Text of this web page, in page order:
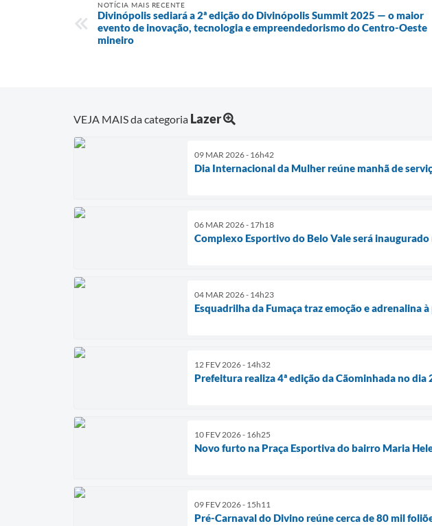
NOTÍCIA MAIS RECENTE
Divinópolis sediará a 2ª edição do Divinópolis Summit 2025 — o maior
evento de inovação, tecnologia e empreendedorismo do Centro-Oeste
mineiro
VEJA MAIS da categoria Lazer
09 MAR 2026 - 16h42
Dia Internacional da Mulher reúne manhã de
06 MAR 2026 - 17h18
Complexo Esportivo do Belo Vale será
04 MAR 2026 - 14h23
Esquadrilha da Fumaça traz emoção e adrenalina
12 FEV 2026 - 14h32
Prefeitura realiza 4ª edição da Cãominhada no
10 FEV 2026 - 16h25
Novo furto na Praça Esportiva do bairro Maria
09 FEV 2026 - 15h11
Pré-Carnaval do Divino reúne cerca de 80 mil